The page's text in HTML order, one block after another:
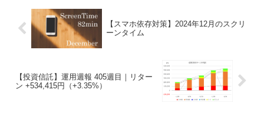
【スマホ依存対策】2024年12月のスクリ
ーンタイム
【投資信託】運用週報 405週目｜リター
ン +534,415円（+3.35%）